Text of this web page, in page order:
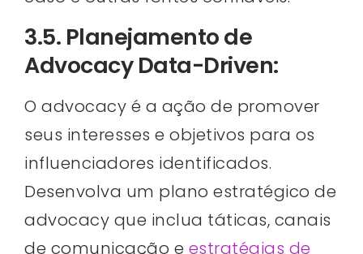
3.5. Planejamento de
Advocacy Data-Driven:
O advocacy é a ação de promover
seus interesses e objetivos para os
influenciadores identificados.
Desenvolva um plano estratégico de
advocacy que inclua táticas, canais
de comunicação e estratégias de